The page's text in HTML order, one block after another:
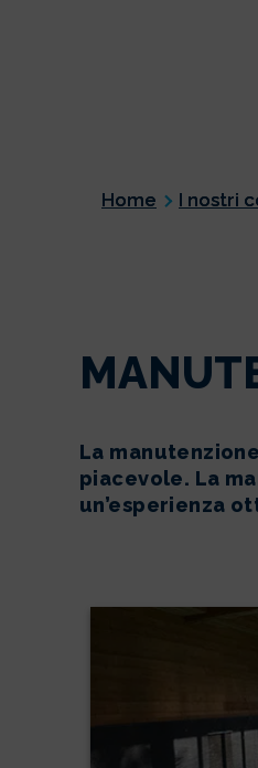
Home I nostri
La
piacevole. La
un’esperienza